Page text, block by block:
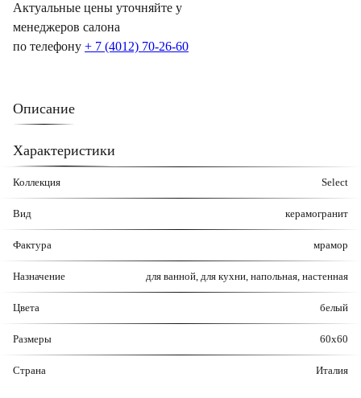
Актуальные цены уточняйте у
менеджеров салона
по телефону + 7 (4012) 70-26-60
Описание
Характеристики
Коллекция Select
Вид керамогранит
Фактура мрамор
Назначение для ванной, для кухни, напольная, настенная
Цвета белый
Размеры 60x60
Страна Италия